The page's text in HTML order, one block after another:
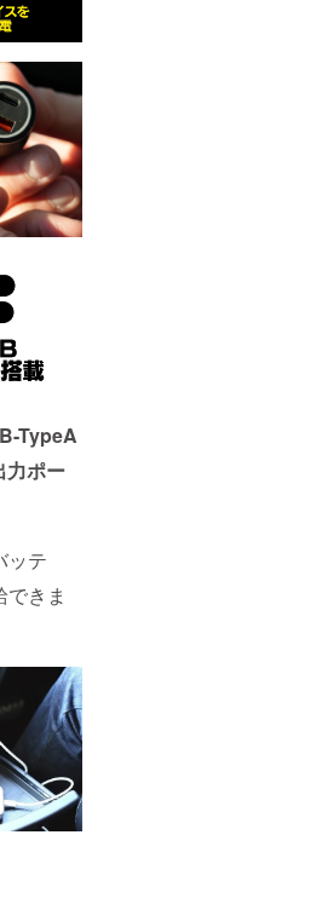
TypeA
力ポー
ッテ
きま